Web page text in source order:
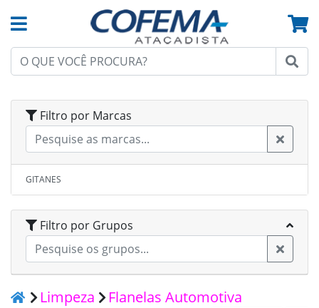
Filtro por Marcas
GITANES
Filtro por Grupos
Limpeza Flanelas Automotiva